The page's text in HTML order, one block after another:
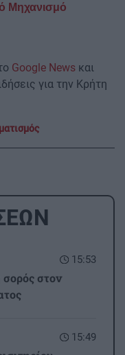
Μηχανισμό
Google News και
για την Κρήτη
15:53
στον
15:49